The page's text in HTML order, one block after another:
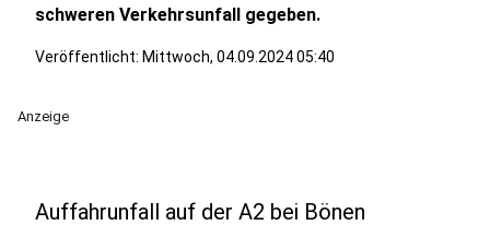
schweren Verkehrsunfall gegeben.
Veröffentlicht: Mittwoch, 04.09.2024 05:40
Anzeige
Auffahrunfall auf der A2 bei Bönen